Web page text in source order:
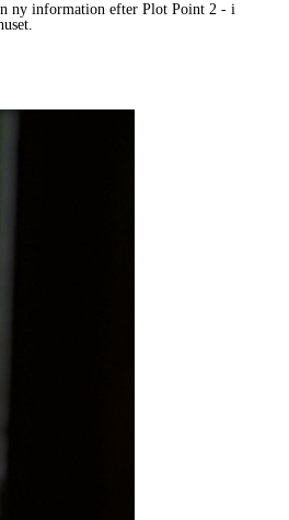
ny information efter Plot Point 2 - i